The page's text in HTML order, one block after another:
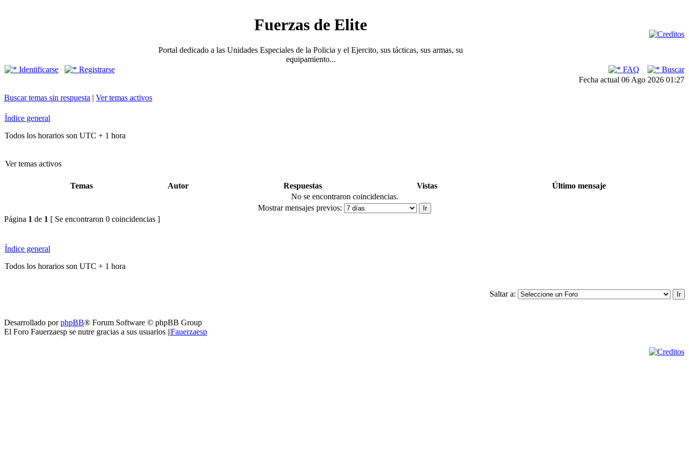
Fuerzas de Elite
Portal dedicado a las Unidades Especiales de la Policia y el Ejercito, sus tácticas, sus armas, su
equipamiento...
Identificarse
Registrarse FAQ
Buscar
Fecha actual 06 Ago 2026 01:27
Buscar temas sin respuesta | Ver temas activos
Índice general
Todos los horarios son UTC + 1 hora
Ver temas activos
Temas Autor Respuestas Vistas
Último mensaje
No se encontraron coincidencias.
Mostrar mensajes previos:
Página 1 de 1 [ Se encontraron 0 coincidencias ]
Índice general
Todos los horarios son UTC + 1 hora
Saltar a:
Desarrollado porphpBB® Forum Software © phpBB Group
El Foro Fauerzaesp se nutre gracias a sus usuarios ||Fauerzaesp